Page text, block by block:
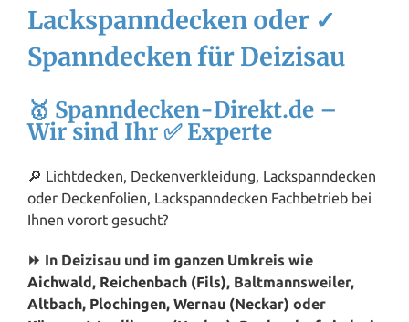
Lackspanndecken oder ✓
Spanndecken für Deizisau
🥇 Spanndecken-Direkt.de –
Wir sind Ihr ✅ Experte
🔎 Lichtdecken, Deckenverkleidung, Lackspanndecken
oder Deckenfolien, Lackspanndecken Fachbetrieb bei
Ihnen vorort gesucht?
⏩ In Deizisau und im ganzen Umkreis wie
Aichwald, Reichenbach (Fils), Baltmannsweiler,
Altbach, Plochingen, Wernau (Neckar) oder